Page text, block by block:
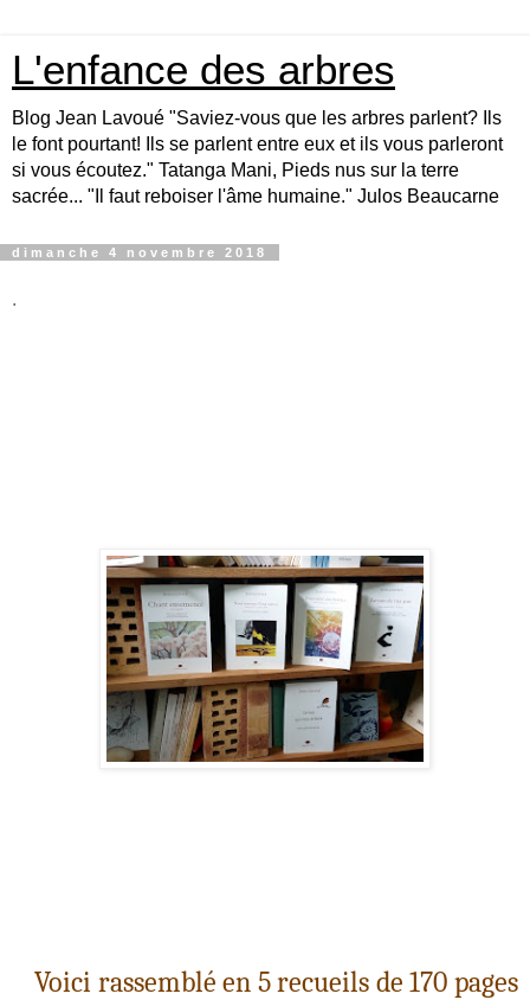
L'enfance des arbres
Blog Jean Lavoué "Saviez-vous que les arbres parlent? Ils
le font pourtant! Ils se parlent entre eux et ils vous parleront
si vous écoutez." Tatanga Mani, Pieds nus sur la terre
sacrée... "Il faut reboiser l'âme humaine." Julos Beaucarne
dimanche 4 novembre 2018
.
Voici rassemblé en 5 recueils de 170 pages